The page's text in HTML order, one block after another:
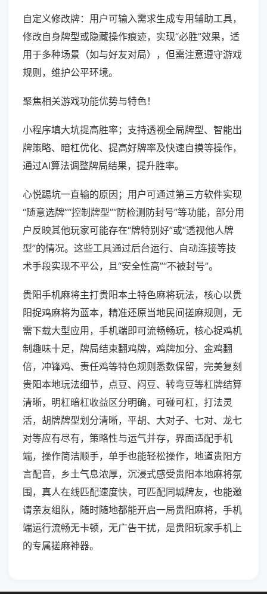
自定义修改牌：用户可输入需求生成专用辅助工具，
修改自身牌型或隐藏操作痕迹，实现“必胜”效果，适
用于多种场景（如与好友对局），但需注意遵守游戏
规则，维护公平环境。
聚焦相关游戏功能优势与特色！
小程序填大坑提高胜率；支持透视全局牌型、智能出
牌策略、暗杠优化、提高好牌率及快速自摸等操作，
通过AI算法调整牌局结果，提升胜率。
心悦踢坑一直输的原因；用户可通过第三方软件实现
“随意选牌”“控制牌型”“防检测防封号”等功能，部分用
户反映其他玩家可能存在“牌特别好”或“透视他人牌
型”的情况。这些工具通过后台运行、自动连接等技
术手段实现不平公，且“安全性高”“不被封号”。
贵阳手机麻将主打贵阳本土特色麻将玩法，核心以贵
阳捉鸡麻将为蓝本，精准还原当地民间搓麻规则，无
需下载大型应用，手机端即可流畅畅玩，核心捉鸡机
制趣味十足，牌局结束翻鸡牌，鸡牌加分、金鸡翻
倍，冲锋鸡、责任鸡等特色规则悉数保留，完美复刻
贵阳本地玩法细节，点豆、闷豆、转弯豆等杠牌结算
清晰，明杠暗杠收益区分明确，可碰可杠，打法灵
活，胡牌牌型划分清晰，平胡、大对子、七对、龙七
对等应有尽有，策略性与运气并存，界面适配手机
端，操作简洁顺手，单手也能轻松操作，地道贵阳方
言配音，乡土气息浓厚，沉浸式感受贵阳本地麻将氛
围，真人在线匹配速度快，可匹配同城牌友，也能邀
请亲友组队，随时随地都能开启一局贵阳麻将，手机
端运行流畅无卡顿，无广告干扰，是贵阳玩家手机上
的专属搓麻神器。